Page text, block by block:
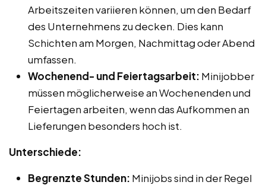
Arbeitszeiten variieren können, um den Bedarf
des Unternehmens zu decken. Dies kann
Schichten am Morgen, Nachmittag oder Abend
umfassen.
Wochenend- und Feiertagsarbeit: Minijobber
müssen möglicherweise an Wochenenden und
Feiertagen arbeiten, wenn das Aufkommen an
Lieferungen besonders hoch ist.
Unterschiede:
Begrenzte Stunden: Minijobs sind in der Regel